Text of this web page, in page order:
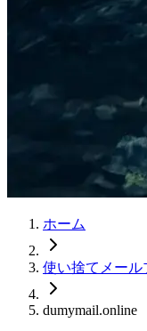
ホーム
使い捨てメール
dumymail.online